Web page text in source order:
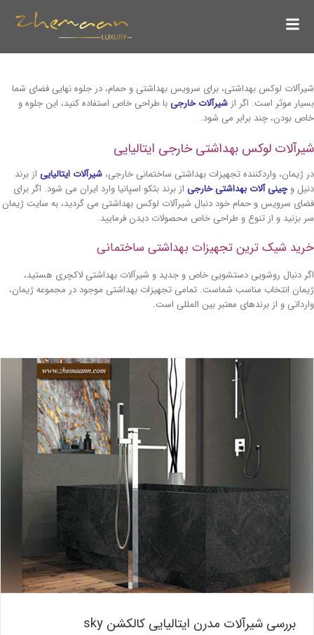
لوکس بهداشتی، برای سرویس بهداشتی و حمام، در جلوه نهایی فضای شما
موثر است. اگر ازشیرآلات خارجیبا طراحی خاص استفاده کنید، این جلوه و
چند برابر می شود.
لوکس بهداشتی خارجی ایتالیایی
واردکننده تجهیزات بهداشتی ساختمانی خارجی،شیرآلات ایتالیاییاز برند
وچینی آلات بهداشتی خارجیاز برند بثکو اسپانیا وارد ایران می شود. اگر برای
سرویس و حمام خود دنبال شیرآلات لوکس بهداشتی می گردید، به سایت ژیمان
و از تنوع و طراحی خاص محصولات دیدن فرمایید.
شیک ترین تجهیزات بهداشتی ساختمانی
روشویی دستشویی خاص و جدید و شیرآلات بهداشتی لاکچری هستید،
انتخاب مناسب شماست. تمامی تجهیزات بهداشتی موجود در مجموعه ژیمان،
و از برندهای معتبر بین المللی است.
بررسی شیرآلات مدرن ایتالیایی کالکشن sky
بلاگ
بررسی شیرآلات مدرن ایتالیایی کالکشن sky